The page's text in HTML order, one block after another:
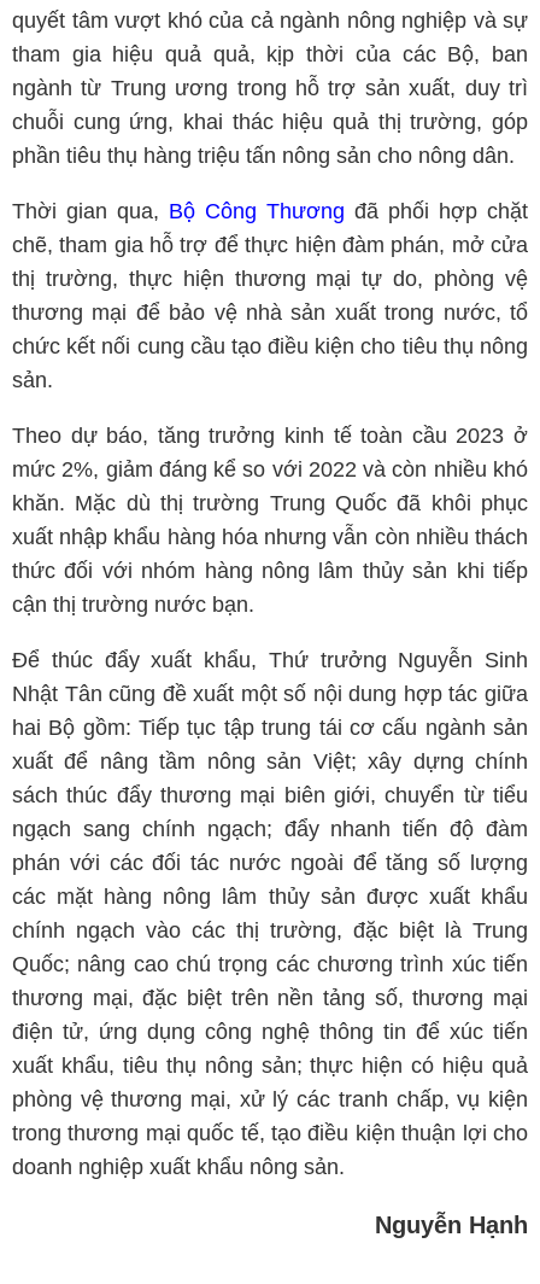
quyết tâm vượt khó của cả ngành nông nghiệp và sự
tham gia hiệu quả quả, kịp thời của các Bộ, ban
ngành từ Trung ương trong hỗ trợ sản xuất, duy trì
chuỗi cung ứng, khai thác hiệu quả thị trường, góp
phần tiêu thụ hàng triệu tấn nông sản cho nông dân.
Thời gian qua, Bộ Công Thương đã phối hợp chặt
chẽ, tham gia hỗ trợ để thực hiện đàm phán, mở cửa
thị trường, thực hiện thương mại tự do, phòng vệ
thương mại để bảo vệ nhà sản xuất trong nước, tổ
chức kết nối cung cầu tạo điều kiện cho tiêu thụ nông
sản.
Theo dự báo, tăng trưởng kinh tế toàn cầu 2023 ở
mức 2%, giảm đáng kể so với 2022 và còn nhiều khó
khăn. Mặc dù thị trường Trung Quốc đã khôi phục
xuất nhập khẩu hàng hóa nhưng vẫn còn nhiều thách
thức đối với nhóm hàng nông lâm thủy sản khi tiếp
cận thị trường nước bạn.
Để thúc đẩy xuất khẩu, Thứ trưởng Nguyễn Sinh
Nhật Tân cũng đề xuất một số nội dung hợp tác giữa
hai Bộ gồm: Tiếp tục tập trung tái cơ cấu ngành sản
xuất để nâng tầm nông sản Việt; xây dựng chính
sách thúc đẩy thương mại biên giới, chuyển từ tiểu
ngạch sang chính ngạch; đẩy nhanh tiến độ đàm
phán với các đối tác nước ngoài để tăng số lượng
các mặt hàng nông lâm thủy sản được xuất khẩu
chính ngạch vào các thị trường, đặc biệt là Trung
Quốc; nâng cao chú trọng các chương trình xúc tiến
thương mại, đặc biệt trên nền tảng số, thương mại
điện tử, ứng dụng công nghệ thông tin để xúc tiến
xuất khẩu, tiêu thụ nông sản; thực hiện có hiệu quả
phòng vệ thương mại, xử lý các tranh chấp, vụ kiện
trong thương mại quốc tế, tạo điều kiện thuận lợi cho
doanh nghiệp xuất khẩu nông sản.
Nguyễn Hạnh